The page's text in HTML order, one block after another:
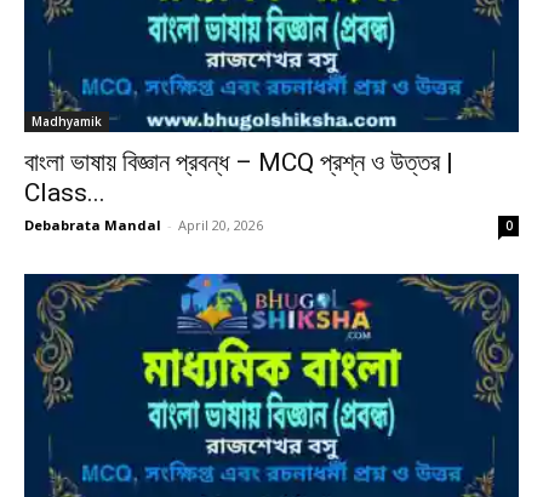
Madhyamik
বাংলা ভাষায় বিজ্ঞান প্রবন্ধ – MCQ প্রশ্ন ও উত্তর |
Class...
Debabrata Mandal - April 20, 2026 0